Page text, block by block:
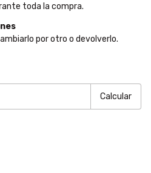
toda la compra.
por otro o devolverlo.
Calcular